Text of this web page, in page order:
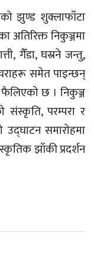
झुण्ड शुक्लाफाँटा
अतिरिक्त निकुञ्जमा
गैँडा, घस्रने जन्तु,
समेत पाइन्छन्
फैलिएको छ । निकुञ्ज
परम्परा र
समारोहमा
झाँकी प्रदर्शन